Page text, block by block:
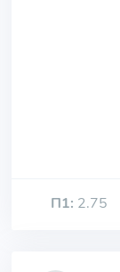
П1: 2.75